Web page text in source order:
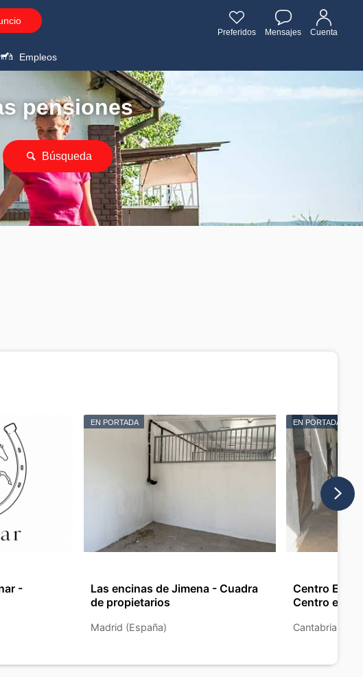
Preferidos Mensajes Cuenta
Empleos
pensiones
Búsqueda
-
EN PORTADA
Las encinas de Jimena - Cuadra
de propietarios
Madrid (España)
EN PORTADA
Centro
Centro
Cantabria